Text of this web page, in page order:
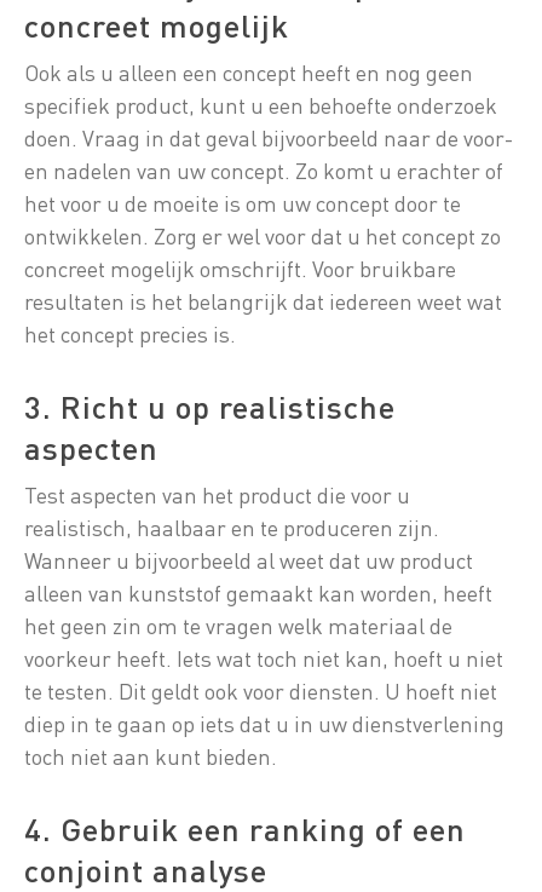
concreet mogelijk
Ook als u alleen een concept heeft en nog geen
specifiek product, kunt u een behoefte onderzoek
doen. Vraag in dat geval bijvoorbeeld naar de voor-
en nadelen van uw concept. Zo komt u erachter of
het voor u de moeite is om uw concept door te
ontwikkelen. Zorg er wel voor dat u het concept zo
concreet mogelijk omschrijft. Voor bruikbare
resultaten is het belangrijk dat iedereen weet wat
het concept precies is.
3. Richt u op realistische
aspecten
Test aspecten van het product die voor u
realistisch, haalbaar en te produceren zijn.
Wanneer u bijvoorbeeld al weet dat uw product
alleen van kunststof gemaakt kan worden, heeft
het geen zin om te vragen welk materiaal de
voorkeur heeft. Iets wat toch niet kan, hoeft u niet
te testen. Dit geldt ook voor diensten. U hoeft niet
diep in te gaan op iets dat u in uw dienstverlening
toch niet aan kunt bieden.
4. Gebruik een ranking of een
conjoint analyse